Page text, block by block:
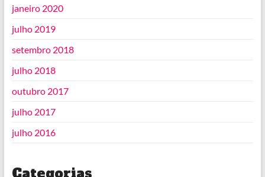
janeiro 2020
julho 2019
setembro 2018
julho 2018
outubro 2017
julho 2017
julho 2016